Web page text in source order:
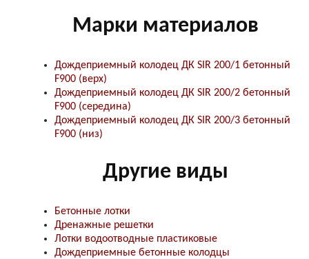
Марки материалов
Дождеприемный колодец ДК SIR 200/1 бетонный
F900 (верх)
Дождеприемный колодец ДК SIR 200/2 бетонный
F900 (середина)
Дождеприемный колодец ДК SIR 200/3 бетонный
F900 (низ)
Другие виды
Бетонные лотки
Дренажные решетки
Лотки водоотводные пластиковые
Дождеприемные бетонные колодцы